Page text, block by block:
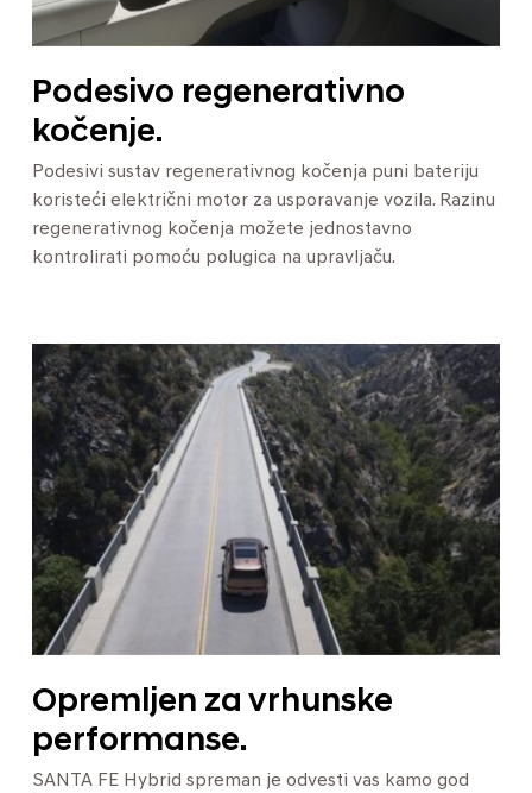
Podesivo regenerativno
kočenje.
Podesivi sustav regenerativnog kočenja puni bateriju
koristeći električni motor za usporavanje vozila. Razinu
regenerativnog kočenja možete jednostavno
kontrolirati pomoću polugica na upravljaču.
Opremljen za vrhunske
performanse.
SANTA FE Hybrid spreman je odvesti vas kamo god